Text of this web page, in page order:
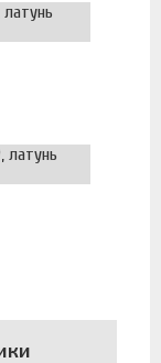
латунь
латунь